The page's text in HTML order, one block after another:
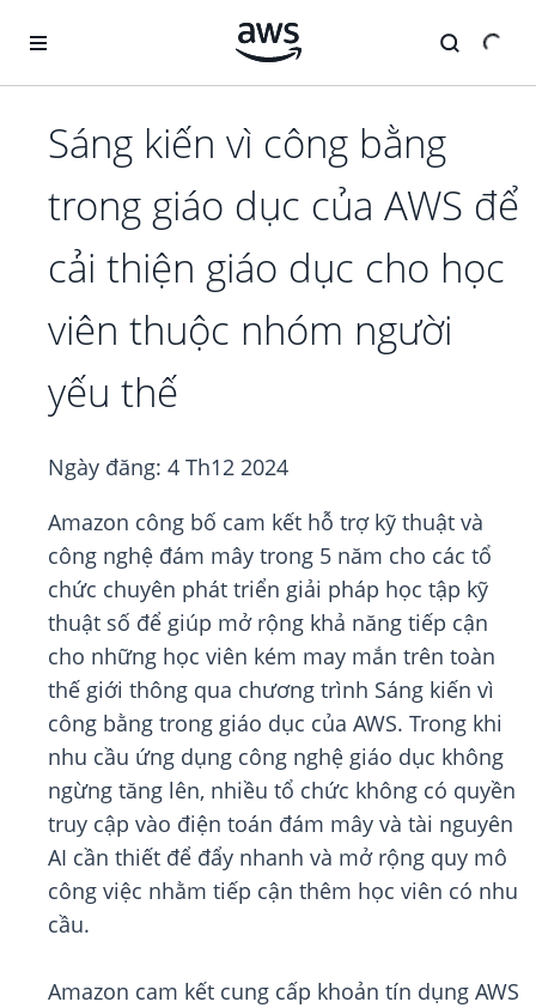
Sáng kiến vì công bằng
trong giáo dục của AWS để
cải thiện giáo dục cho học
viên thuộc nhóm người
yếu thế
Ngày đăng: 4 Th12 2024
Amazon công bố cam kết hỗ trợ kỹ thuật và
công nghệ đám mây trong 5 năm cho các tổ
chức chuyên phát triển giải pháp học tập kỹ
thuật số để giúp mở rộng khả năng tiếp cận
cho những học viên kém may mắn trên toàn
thế giới thông qua chương trình Sáng kiến vì
công bằng trong giáo dục của AWS. Trong khi
nhu cầu ứng dụng công nghệ giáo dục không
ngừng tăng lên, nhiều tổ chức không có quyền
truy cập vào điện toán đám mây và tài nguyên
AI cần thiết để đẩy nhanh và mở rộng quy mô
công việc nhằm tiếp cận thêm học viên có nhu
cầu.
Amazon cam kết cung cấp khoản tín dụng AWS